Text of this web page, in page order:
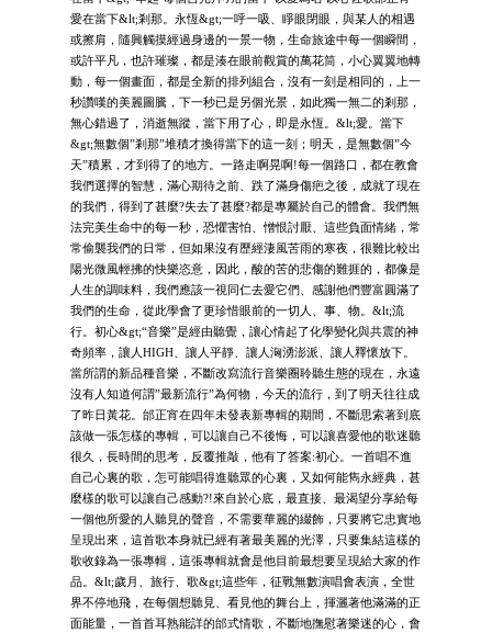
愛在當下&lt;剎那。永恆&gt;一呼一吸、睜眼閉眼，與某人的相遇
或擦肩，隨興觸摸經過身邊的一景一物，生命旅途中每一個瞬間，
或許平凡，也許璀璨，都是湊在眼前觀賞的萬花筒，小心翼翼地轉
動，每一個畫面，都是全新的排列組合，沒有一刻是相同的，上一
秒讚嘆的美麗圖騰，下一秒已是另個光景，如此獨一無二的剎那，
無心錯過了，消逝無蹤，當下用了心，即是永恆。&lt;愛。當下
&gt;無數個”剎那”堆積才換得當下的這一刻；明天，是無數個”今
天”積累，才到得了的地方。一路走啊晃啊!每一個路口，都在教會
我們選擇的智慧，滿心期待之前、跌了滿身傷疤之後，成就了現在
的我們，得到了甚麼?失去了甚麼?都是專屬於自己的體會。我們無
法完美生命中的每一秒，恐懼害怕、憎恨討厭、這些負面情緒，常
常偷襲我們的日常，但如果沒有歷經淒風苦雨的寒夜，很難比較出
陽光微風輕拂的快樂恣意，因此，酸的苦的悲傷的難捱的，都像是
人生的調味料，我們應該一視同仁去愛它們、感謝他們豐富圓滿了
我們的生命，從此學會了更珍惜眼前的一切人、事、物。&lt;流
行。初心&gt;“音樂”是經由聽覺，讓心情起了化學變化與共震的神
奇頻率，讓人HIGH、讓人平靜、讓人洶湧澎派、讓人釋懷放下。
當所謂的新品種音樂，不斷改寫流行音樂圈聆聽生態的現在，永遠
沒有人知道何謂”最新流行”為何物，今天的流行，到了明天往往成
了昨日黃花。邰正宵在四年未發表新專輯的期間，不斷思索著到底
該做一張怎樣的專輯，可以讓自己不後悔，可以讓喜愛他的歌迷聽
很久，長時間的思考，反覆推敲，他有了答案:初心。一首唱不進
自己心裏的歌，怎可能唱得進聽眾的心裏，又如何能雋永經典，甚
麼樣的歌可以讓自己感動?!來自於心底，最直接、最渴望分享給每
一個他所愛的人聽見的聲音，不需要華麗的綴飾，只要將它忠實地
呈現出來，這首歌本身就已經有著最美麗的光澤，只要集結這樣的
歌收錄為一張專輯，這張專輯就會是他目前最想要呈現給大家的作
品。&lt;歲月、旅行、歌&gt;這些年，征戰無數演唱會表演，全世
界不停地飛，在每個想聽見、看見他的舞台上，揮灑著他滿滿的正
面能量，一首首耳熟能詳的邰式情歌，不斷地撫慰著樂迷的心，會